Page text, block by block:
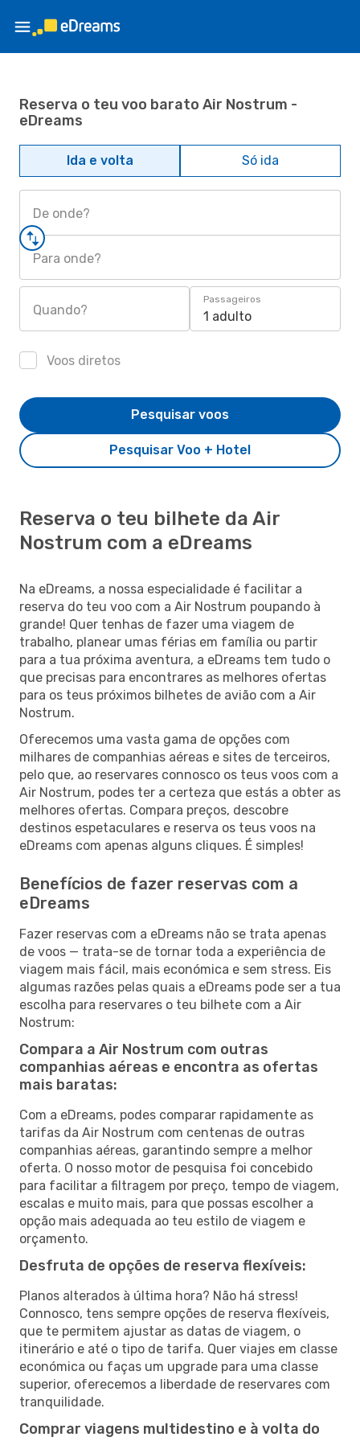
Reserva o teu voo barato Air Nostrum -
eDreams
Ida e volta Só ida
De onde?
Para onde?
Quando?
Passageiros
1 adulto
Voos diretos
Pesquisar Voo + Hotel
Pesquisar voos
Reserva o teu bilhete da Air
Nostrum com a eDreams
Na eDreams, a nossa especialidade é facilitar a
reserva do teu voo com a Air Nostrum poupando à
grande! Quer tenhas de fazer uma viagem de
trabalho, planear umas férias em família ou partir
para a tua próxima aventura, a eDreams tem tudo o
que precisas para encontrares as melhores ofertas
para os teus próximos bilhetes de avião com a Air
Nostrum.
Oferecemos uma vasta gama de opções com
milhares de companhias aéreas e sites de terceiros,
pelo que, ao reservares connosco os teus voos com a
Air Nostrum, podes ter a certeza que estás a obter as
melhores ofertas. Compara preços, descobre
destinos espetaculares e reserva os teus voos na
eDreams com apenas alguns cliques. É simples!
Benefícios de fazer reservas com a
eDreams
Fazer reservas com a eDreams não se trata apenas
de voos — trata-se de tornar toda a experiência de
viagem mais fácil, mais económica e sem stress. Eis
algumas razões pelas quais a eDreams pode ser a tua
escolha para reservares o teu bilhete com a Air
Nostrum:
Compara a Air Nostrum com outras
companhias aéreas e encontra as ofertas
mais baratas:
Com a eDreams, podes comparar rapidamente as
tarifas da Air Nostrum com centenas de outras
companhias aéreas, garantindo sempre a melhor
oferta. O nosso motor de pesquisa foi concebido
para facilitar a filtragem por preço, tempo de viagem,
escalas e muito mais, para que possas escolher a
opção mais adequada ao teu estilo de viagem e
orçamento.
Desfruta de opções de reserva flexíveis:
Planos alterados à última hora? Não há stress!
Connosco, tens sempre opções de reserva flexíveis,
que te permitem ajustar as datas de viagem, o
itinerário e até o tipo de tarifa. Quer viajes em classe
económica ou faças um upgrade para uma classe
superior, oferecemos a liberdade de reservares com
tranquilidade.
Comprar viagens multidestino e à volta do